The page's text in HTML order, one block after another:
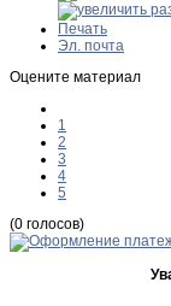
Печать
Эл. почта
Оцените материал
1
2
3
4
5
(0 голосов)